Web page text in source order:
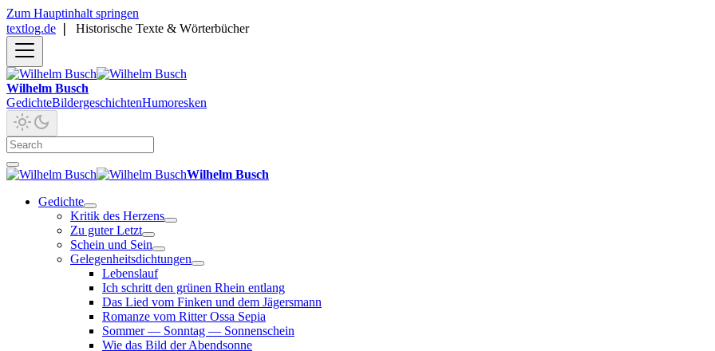
Zum Hauptinhalt springen
textlog.de
Historische Texte & Wörterbücher
Wilhelm Busch
GedichteBildergeschichtenHumoresken
Wilhelm Busch
Gedichte
Kritik des Herzens
Zu guter Letzt
Schein und Sein
Gelegenheitsdichtungen
Lebenslauf
Ich schritt den grünen Rhein entlang
Das Lied vom Finken und dem Jägersmann
Romanze vom Ritter Ossa Sepia
Sommer — Sonntag — Sonnenschein
Wie das Bild der Abendsonne